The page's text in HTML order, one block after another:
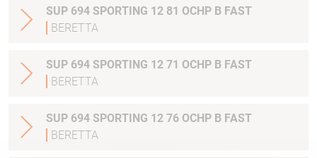
SUP 694 SPORTING 12 81 OCHP B FAST
BERETTA
SUP 694 SPORTING 12 71 OCHP B FAST
BERETTA
SUP 694 SPORTING 12 76 OCHP B FAST
BERETTA